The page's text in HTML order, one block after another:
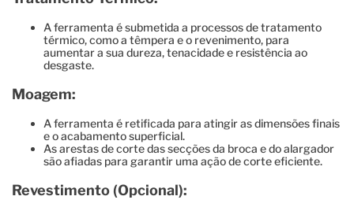
A ferramenta é submetida a processos de tratamento
térmico, como a têmpera e o revenimento, para
aumentar a sua dureza, tenacidade e resistência ao
desgaste.
Moagem:
A ferramenta é retificada para atingir as dimensões finais
e o acabamento superficial.
As arestas de corte das secções da broca e do alargador
são afiadas para garantir uma ação de corte eficiente.
Revestimento (Opcional):